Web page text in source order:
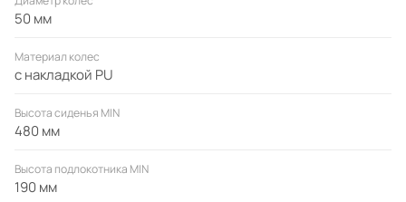
50 мм
Материал колес
с накладкой PU
Высота сиденья MIN
480 мм
Высота подлокотника MIN
190 мм